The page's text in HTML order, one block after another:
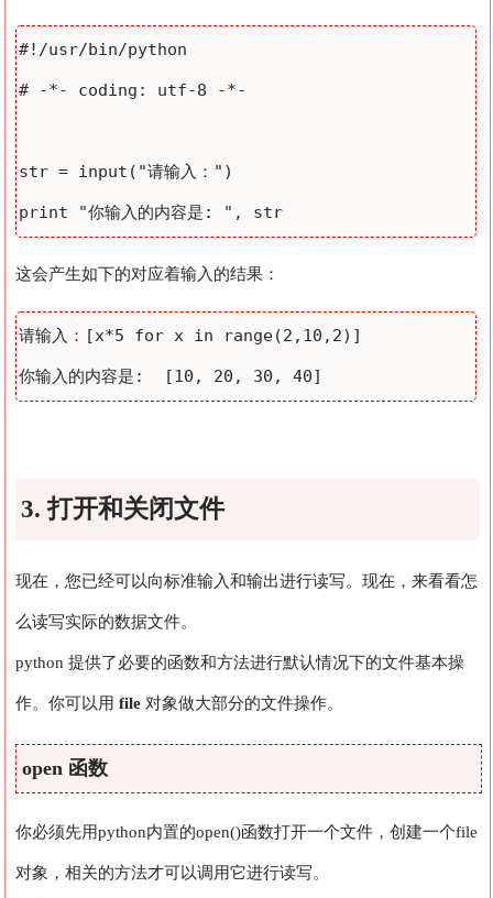
#!/usr/bin/python
# -*- coding: utf-8 -*-
str = input("请输入：")
这会产生如下的对应着输入的结果：
请输入：[x*5 for x in range(2,10,2)]
3. 打开和关闭文件
现在，您已经可以向标准输入和输出进行读写。现在，来看看怎
么读写实际的数据文件。
python 提供了必要的函数和方法进行默认情况下的文件基本操
作。你可以用file 对象做大部分的文件操作。
open 函数
你必须先用python内置的open()函数打开一个文件，创建一个file
对象，相关的方法才可以调用它进行读写。